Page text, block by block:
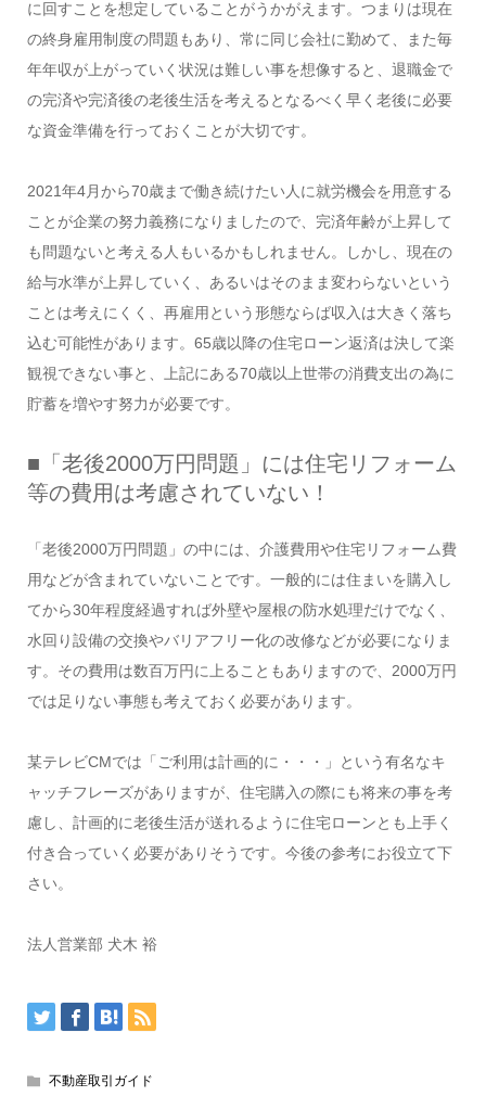
に回すことを想定していることがうかがえます。つまりは現在
の終身雇用制度の問題もあり、常に同じ会社に勤めて、また毎
年年収が上がっていく状況は難しい事を想像すると、退職金で
の完済や完済後の老後生活を考えるとなるべく早く老後に必要
な資金準備を行っておくことが大切です。
2021年4月から70歳まで働き続けたい人に就労機会を用意する
ことが企業の努力義務になりましたので、完済年齢が上昇して
も問題ないと考える人もいるかもしれません。しかし、現在の
給与水準が上昇していく、あるいはそのまま変わらないという
ことは考えにくく、再雇用という形態ならば収入は大きく落ち
込む可能性があります。65歳以降の住宅ローン返済は決して楽
観視できない事と、上記にある70歳以上世帯の消費支出の為に
貯蓄を増やす努力が必要です。
■「老後2000万円問題」には住宅リフォーム
等の費用は考慮されていない！
「老後2000万円問題」の中には、介護費用や住宅リフォーム費
用などが含まれていないことです。一般的には住まいを購入し
てから30年程度経過すれば外壁や屋根の防水処理だけでなく、
水回り設備の交換やバリアフリー化の改修などが必要になりま
す。その費用は数百万円に上ることもありますので、2000万円
では足りない事態も考えておく必要があります。
某テレビCMでは「ご利用は計画的に・・・」という有名なキ
ャッチフレーズがありますが、住宅購入の際にも将来の事を考
慮し、計画的に老後生活が送れるように住宅ローンとも上手く
付き合っていく必要がありそうです。今後の参考にお役立て下
さい。
法人営業部 犬木 裕
不動産取引ガイド